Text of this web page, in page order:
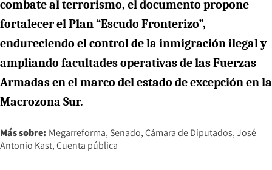
combate al terrorismo, el documento propone
fortalecer el Plan “Escudo Fronterizo”,
endureciendo el control de la inmigración ilegal y
ampliando facultades operativas de las Fuerzas
Armadas en el marco del estado de excepción en la
Macrozona Sur.
Más sobre: Megarreforma Senado Cámara de Diputados José
Antonio Kast Cuenta pública